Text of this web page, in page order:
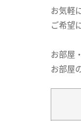
お気軽
ご希望
お部屋
お部屋